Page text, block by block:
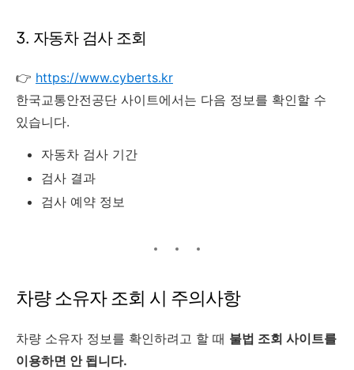
3. 자동차 검사 조회
👉 https://www.cyberts.kr
한국교통안전공단 사이트에서는 다음 정보를 확인할 수
있습니다.
자동차 검사 기간
검사 결과
검사 예약 정보
차량 소유자 조회 시 주의사항
차량 소유자 정보를 확인하려고 할 때 불법 조회 사이트를
이용하면 안 됩니다.